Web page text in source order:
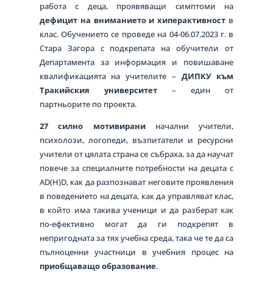
работа с деца, проявяващи симптоми на
дефицит на вниманието и хиперактивност в
клас. Обучението се проведе на 04-06.07.2023 г. в
Стара Загора с подкрепата на обучители от
Департамента за информация и повишаване
квалификацията на учителите – ДИПКУ към
Тракийския университет– един от
партньорите по проекта.
27
силно мотивираниначални учители,
психолози, логопеди, възпитатели и ресурсни
учители от цялата страна се събраха, за да научат
повече за специалните потребности на децата с
AD(H)D, как да разпознават неговите проявления
в поведението на децата, как да управляват клас,
в който има такива ученици и да разберат как
по-ефективно могат да ги подкрепят в
непригодната за тях учебна среда, така че те да са
пълноценни участници в учебния процес на
приобщаващо образование.